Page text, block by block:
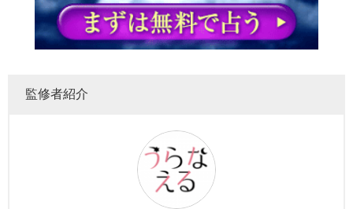
監修者紹介